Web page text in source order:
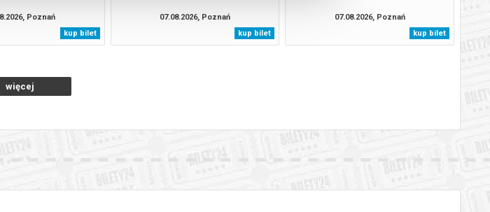
Poznań
kup bilet
07.08.2026, Poznań
kup bilet
07.08.2026, Poznań
kup bilet
więcej